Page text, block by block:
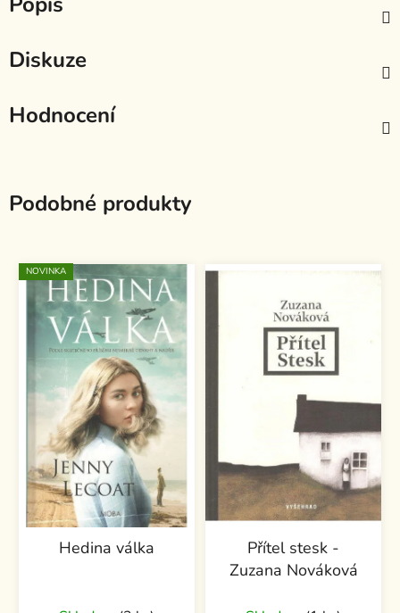
Diskuze
Hodnocení
Podobné produkty
NOVINKA
Hedina válka
Přítel stesk -
Zuzana Nováková